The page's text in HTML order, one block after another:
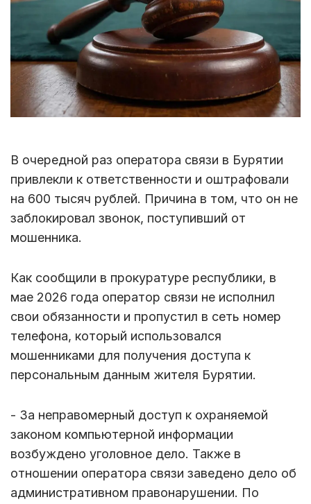
В очередной раз оператора связи в Бурятии
привлекли к ответственности и оштрафовали
на 600 тысяч рублей. Причина в том, что он не
заблокировал звонок, поступивший от
мошенника.
Как сообщили в прокуратуре республики, в
мае 2026 года оператор связи не исполнил
свои обязанности и пропустил в сеть номер
телефона, который использовался
мошенниками для получения доступа к
персональным данным жителя Бурятии.
- За неправомерный доступ к охраняемой
законом компьютерной информации
возбуждено уголовное дело. Также в
отношении оператора связи заведено дело об
административном правонарушении. По